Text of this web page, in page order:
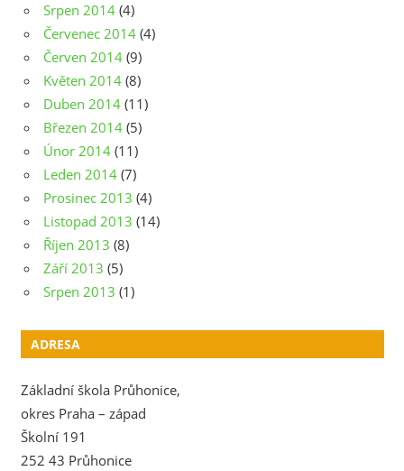
Srpen 2014 (4)
Červenec 2014 (4)
Červen 2014 (9)
Květen 2014 (8)
Duben 2014 (11)
Březen 2014 (5)
Únor 2014 (11)
Leden 2014 (7)
Prosinec 2013 (4)
Listopad 2013 (14)
Říjen 2013 (8)
Září 2013 (5)
Srpen 2013 (1)
ADRESA
Základní škola Průhonice,
okres Praha – západ
Školní 191
252 43 Průhonice